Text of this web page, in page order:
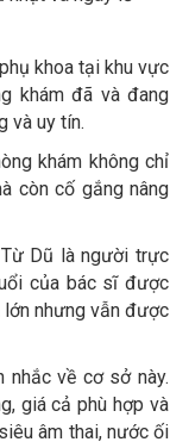
khoa tại khu vực
khám đã và đang
và uy tín.
khám không chỉ
còn cố gắng nâng
Dũ là người trực
của bác sĩ được
lớn nhưng vẫn được
nhắc về cơ sở này.
giá cả phù hợp và
âm thai, nước ối